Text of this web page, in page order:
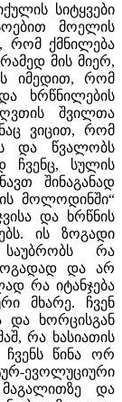
სიტყვები
მოელის
რომ ქმნილება
მის მიერ,
იმედით, რომ
ხრწნილების
შვილთა
ვიცით, რომ
და წვალობს
სულის
შინაგანად
მოლოდინში“
და ხრწნის
ის ზოგადი
რა
ზოგადად და არ
რა იტანჯება
მხარე. ჩვენ
და ხორცისგან
რა ხასიათის
წინა ორ
ევოლუციური
და